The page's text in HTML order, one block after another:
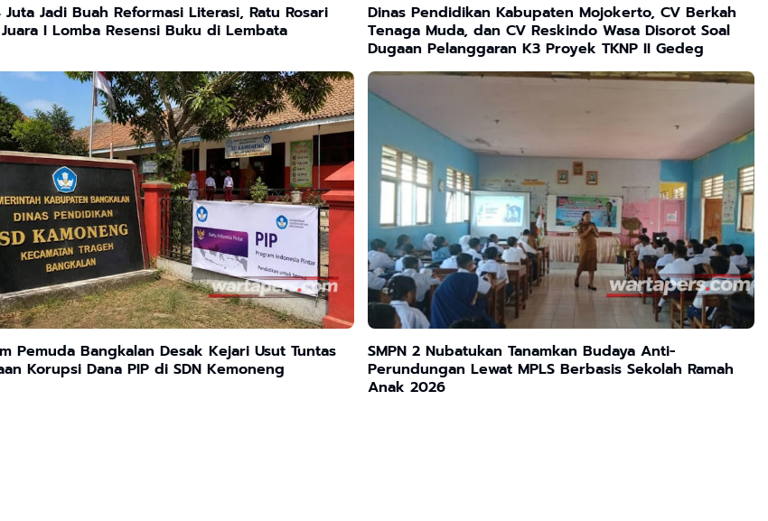
Juta Jadi Buah Reformasi Literasi, Ratu Rosari
I Lomba Resensi Buku di Lembata
Dinas Pendidikan Kabupaten Mojokerto, CV Berkah
Tenaga Muda, dan CV Reskindo Wasa Disorot Soal
Dugaan Pelanggaran K3 Proyek TKNP II Gedeg
Pemuda Bangkalan Desak Kejari Usut Tuntas
Korupsi Dana PIP di SDN Kemoneng
SMPN 2 Nubatukan Tanamkan Budaya Anti-
Perundungan Lewat MPLS Berbasis Sekolah Ramah
Anak 2026